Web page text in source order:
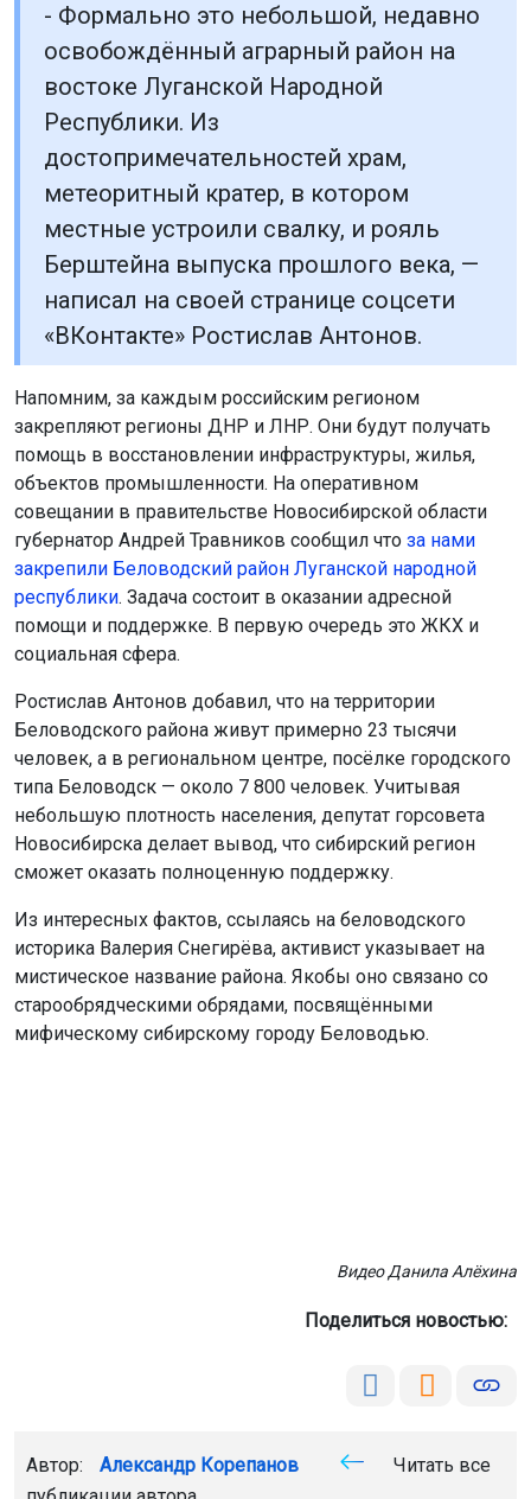
- Формально это небольшой, недавно
освобождённый аграрный район на
востоке Луганской Народной
Республики. Из
достопримечательностей храм,
метеоритный кратер, в котором
местные устроили свалку, и рояль
Берштейна выпуска прошлого века, —
написал на своей странице соцсети
«ВКонтакте» Ростислав Антонов.
Напомним, за каждым российским регионом
закрепляют регионы ДНР и ЛНР. Они будут получать
помощь в восстановлении инфраструктуры, жилья,
объектов промышленности. На оперативном
совещании в правительстве Новосибирской области
губернатор Андрей Травников сообщил что за нами
закрепили Беловодский район Луганской народной
республики. Задача состоит в оказании адресной
помощи и поддержке. В первую очередь это ЖКХ и
социальная сфера.
Ростислав Антонов добавил, что на территории
Беловодского района живут примерно 23 тысячи
человек, а в региональном центре, посёлке городского
типа Беловодск — около 7 800 человек. Учитывая
небольшую плотность населения, депутат горсовета
Новосибирска делает вывод, что сибирский регион
сможет оказать полноценную поддержку.
Из интересных фактов, ссылаясь на беловодского
историка Валерия Снегирёва, активист указывает на
мистическое название района. Якобы оно связано со
старообрядческими обрядами, посвящёнными
мифическому сибирскому городу Беловодью.
Видео Данила Алёхина
Поделиться новостью:
Автор: Александр Корепанов
Читать все